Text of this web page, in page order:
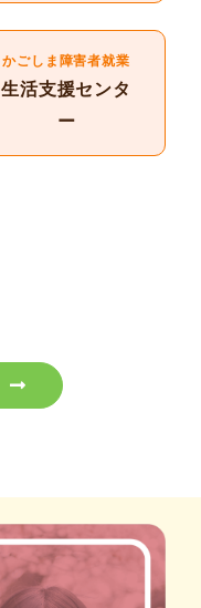
かごしま障害者就業
生活支援センタ
ー